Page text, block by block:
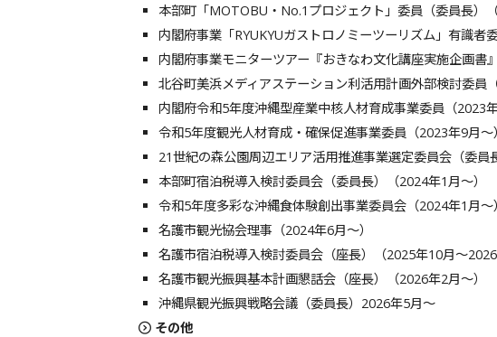
本部町「MOTOBU・No.1プロジェクト」委員（委員長）
内閣府事業「RYUKYUガストロノミーツーリズム」有識者
内閣府事業モニターツアー『おきなわ⽂化講座実施企画書
北谷町美浜メディアステーション利活用計画外部検討委員
内閣府令和5年度沖縄型産業中核人材育成事業委員（2023
令和5年度観光人材育成・確保促進事業委員（2023年9月～
21世紀の森公園周辺エリア活用推進事業選定委員会（委員
本部町宿泊税導入検討委員会（委員長）（2024年1月～）
令和5年度多彩な沖縄食体験創出事業委員会（2024年1月～
名護市観光協会理事（2024年6月～）
名護市宿泊税導入検討委員会（座長）（2025年10月～
名護市観光振興基本計画懇話会（座長）（2026年2月～）
沖縄県観光振興戦略会議（委員長）2026年5月～
その他